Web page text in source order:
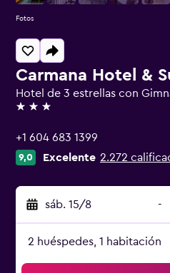
Carmana Hotel &
Hotel de 3 estrellas con
3 estrellas
+1 604 683 1399
9,0 Excelente 2.272
sáb. 15/8 -
2 huéspedes, 1 habitación
Fotos